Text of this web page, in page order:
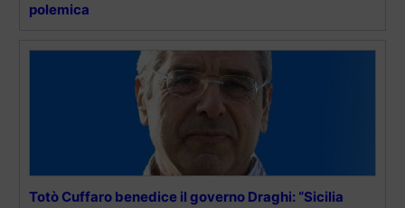
polemica
Totò Cuffaro benedice il governo Draghi: “Sicilia